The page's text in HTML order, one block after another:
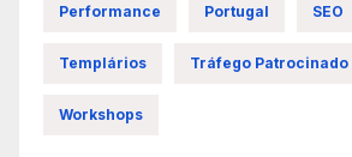
Performance Portugal SEO
Templários Tráfego Patrocinado
Workshops